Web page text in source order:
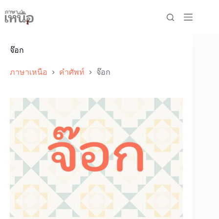
to
content
จ๊อก
ภาษาเหนือ คำศัพท์ จ๊อก